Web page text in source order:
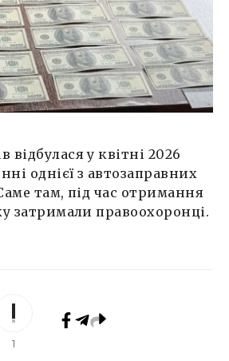
відбулася у квітні 2026
однієї з автозаправних
там, під час отримання
затримали правоохоронці.
1